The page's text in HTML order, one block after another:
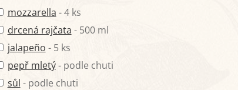
mozzarella - 4 ks
drcená rajčata - 500 ml
jalapeño - 5 ks
pepř mletý- podle chuti
sůl - podle chuti